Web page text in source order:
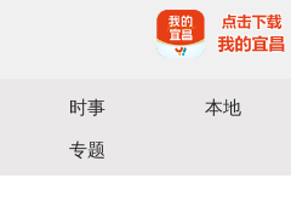
时事
本地
专题